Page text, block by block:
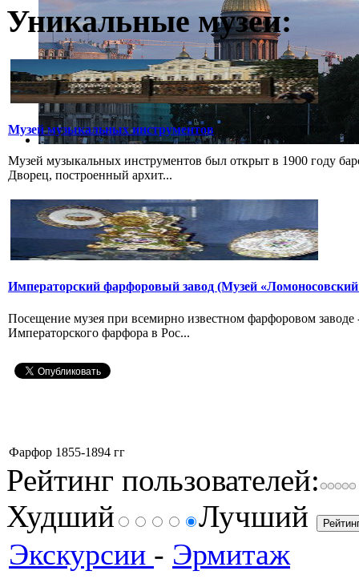
Уникальные музеи:
Музей музыкальных инструментов
Музей музыкальных инструментов был открыт в 1900 году
Дворец, построенный архит...
Императорский фарфоровый завод (Музей
Посещение музея при всемирно известном фарфоровом
Императорского фарфора в Рос...
Фарфор 1855-1894 гг
Рейтинг пользователей:
Худший
Лучший
Экскурсии - Эрмитаж